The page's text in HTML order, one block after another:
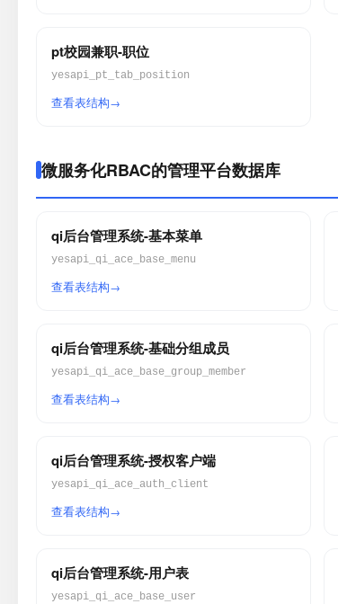
pt校园兼职-职位
yesapi_pt_tab_position
查看表结构
微服务化RBAC的管理平台数据库
qi后台管理系统-基本菜单
yesapi_qi_ace_base_menu
查看表结构
qi后台管理系统-基础分组成员
yesapi_qi_ace_base_group_member
查看表结构
qi后台管理系统-授权客户端
yesapi_qi_ace_auth_client
查看表结构
qi后台管理系统-用户表
yesapi_qi_ace_base_user